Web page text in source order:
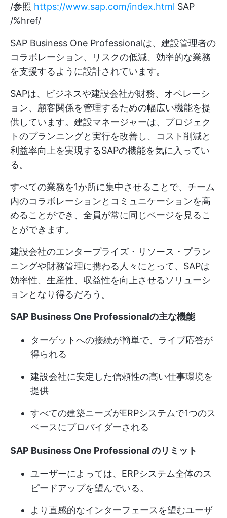
/参照 https://www.sap.com/index.html SAP
/%href/
SAP Business One Professionalは、建設管理者の
コラボレーション、リスクの低減、効率的な業務
を支援するように設計されています。
SAPは、ビジネスや建設会社が財務、オペレーシ
ョン、顧客関係を管理するための幅広い機能を提
供しています。建設マネージャーは、プロジェク
トのプランニングと実行を改善し、コスト削減と
利益率向上を実現するSAPの機能を気に入ってい
る。
すべての業務を1か所に集中させることで、チーム
内のコラボレーションとコミュニケーションを高
めることができ、全員が常に同じページを見るこ
とができます。
建設会社のエンタープライズ・リソース・プラン
ニングや財務管理に携わる人々にとって、SAPは
効率性、生産性、収益性を向上させるソリューシ
ョンとなり得るだろう。
SAP Business One Professionalの主な機能
ターゲットへの接続が簡単で、ライブ応答が
得られる
建設会社に安定した信頼性の高い仕事環境を
提供
すべての建築ニーズがERPシステムで1つのス
ペースにプロバイダーされる
SAP Business One Professional のリミット
ユーザーによっては、ERPシステム全体のス
ピードアップを望んでいる。
より直感的なインターフェースを望むユーザ